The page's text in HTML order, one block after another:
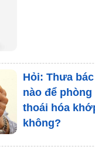
Hỏi: Thưa
nào để
thoái hóa
không?